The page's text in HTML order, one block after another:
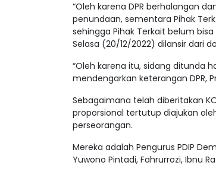
“Oleh karena DPR berhalangan
penundaan, sementara Pihak
sehingga Pihak Terkait belum
Selasa (20/12/2022) dilansir dari
“Oleh karena itu, sidang ditunda
mendengarkan keterangan DPR,
Sebagaimana telah diberitakan
proporsional tertutup diajukan
perseorangan.
Mereka adalah Pengurus PDIP
Yuwono Pintadi, Fahrurrozi, Ibnu